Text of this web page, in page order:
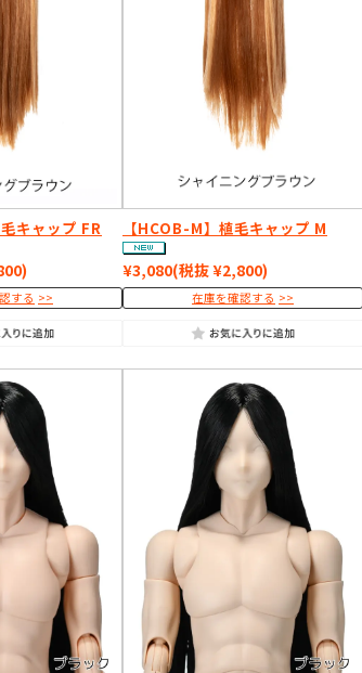
キャップ FR
する
【HCOB-M】植毛キャップ M
¥3,080(税抜 ¥2,800)
在庫を確認する